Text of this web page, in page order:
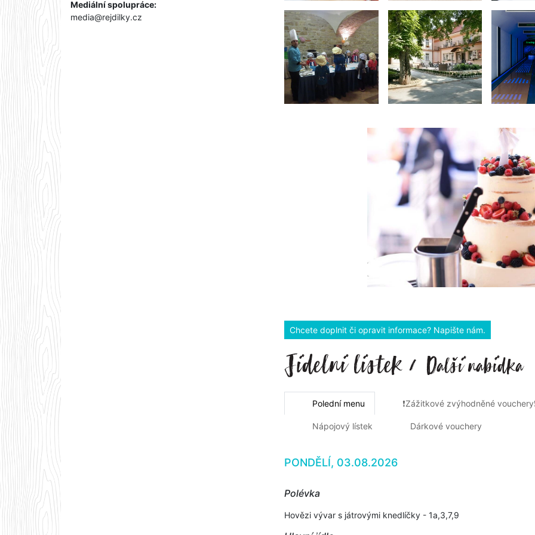
Mediální spolupráce:
media@rejdilky.cz
Chcete doplnit či opravit informace? Napište nám.
Polední menu ❗Zážitkové zvýhodněné
Nápojový lístek Dárkové vouchery
PONDĚLÍ, 03.08.2026
Polévka
Hovězi vývar s játrovými knedlíčky - 1a,3,7,9